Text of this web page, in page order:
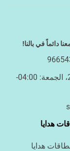
دائماً في بالنا!
من السبت إلى الخميس: 9:00-24:00، الجمعة: 04:00-
هدايا
هدايا